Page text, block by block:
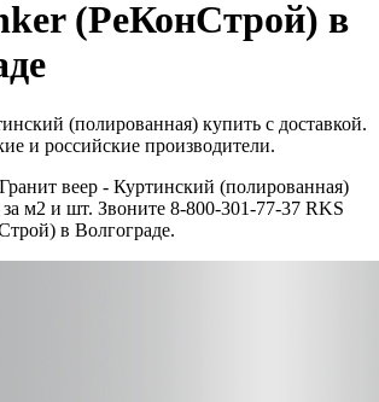
(РеКонСтрой) в
(полированная) купить с доставкой.
и российские производители.
веер - Куртинский (полированная)
м2 и шт. Звоните 8-800-301-77-37 RKS
в Волгограде.